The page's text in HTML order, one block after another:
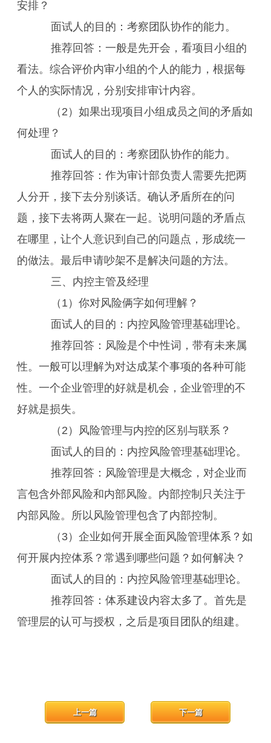
安排？
面试人的目的：考察团队协作的能力。
推荐回答：一般是先开会，看项目小组的
看法。综合评价内审小组的个人的能力，根据每
个人的实际情况，分别安排审计内容。
（2）如果出现项目小组成员之间的矛盾如
何处理？
面试人的目的：考察团队协作的能力。
推荐回答：作为审计部负责人需要先把两
人分开，接下去分别谈话。确认矛盾所在的问
题，接下去将两人聚在一起。说明问题的矛盾点
在哪里，让个人意识到自己的问题点，形成统一
的做法。最后申请吵架不是解决问题的方法。
三、内控主管及经理
（1）你对风险俩字如何理解？
面试人的目的：内控风险管理基础理论。
推荐回答：风险是个中性词，带有未来属
性。一般可以理解为对达成某个事项的各种可能
性。一个企业管理的好就是机会，企业管理的不
好就是损失。
（2）风险管理与内控的区别与联系？
面试人的目的：内控风险管理基础理论。
推荐回答：风险管理是大概念，对企业而
言包含外部风险和内部风险。内部控制只关注于
内部风险。所以风险管理包含了内部控制。
（3）企业如何开展全面风险管理体系？如
何开展内控体系？常遇到哪些问题？如何解决？
面试人的目的：内控风险管理基础理论。
推荐回答：体系建设内容太多了。首先是
管理层的认可与授权，之后是项目团队的组建。
下一篇
上一篇